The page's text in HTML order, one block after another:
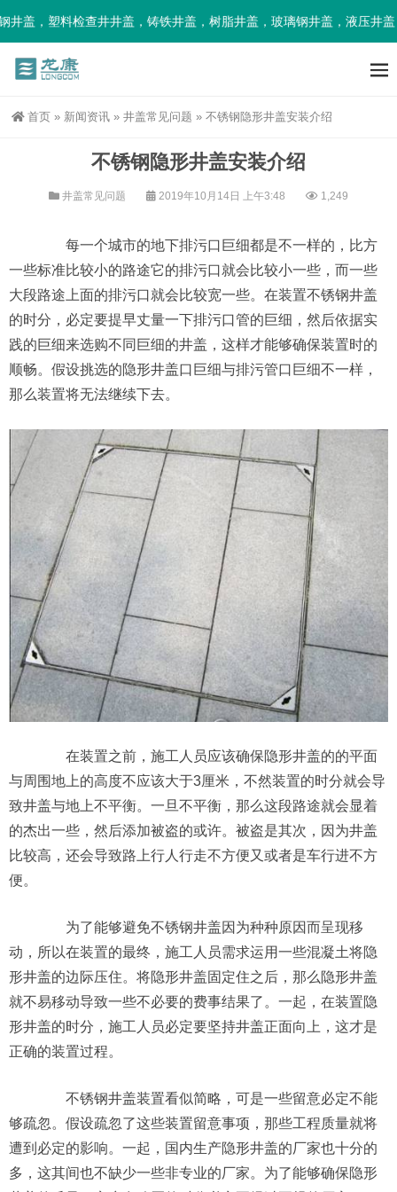
盖，塑料检查井井盖，铸铁井盖，树脂井盖，玻璃钢井盖，液压井盖
首页 » 新闻资讯 » 井盖常见问题 » 不锈钢隐形井盖安装介绍
不锈钢隐形井盖安装介绍
井盖常见问题 2019年10月14日 上午3:48 1,249
每一个城市的地下排污口巨细都是不一样的，比方
一些标准比较小的路途它的排污口就会比较小一些，而一些
大段路途上面的排污口就会比较宽一些。在装置不锈钢井盖
的时分，必定要提早丈量一下排污口管的巨细，然后依据实
践的巨细来选购不同巨细的井盖，这样才能够确保装置时的
顺畅。假设挑选的隐形井盖口巨细与排污管口巨细不一样，
那么装置将无法继续下去。
在装置之前，施工人员应该确保隐形井盖的的平面
与周围地上的高度不应该大于3厘米，不然装置的时分就会导
致井盖与地上不平衡。一旦不平衡，那么这段路途就会显着
的杰出一些，然后添加被盗的或许。被盗是其次，因为井盖
比较高，还会导致路上行人行走不方便又或者是车行进不方
便。
为了能够避免不锈钢井盖因为种种原因而呈现移
动，所以在装置的最终，施工人员需求运用一些混凝土将隐
形井盖的边际压住。将隐形井盖固定住之后，那么隐形井盖
就不易移动导致一些不必要的费事结果了。一起，在装置隐
形井盖的时分，施工人员必定要坚持井盖正面向上，这才是
正确的装置过程。
不锈钢井盖装置看似简略，可是一些留意必定不能
够疏忽。假设疏忽了这些装置留意事项，那些工程质量就将
遭到必定的影响。一起，国内生产隐形井盖的厂家也十分的
多，这其间也不缺少一些非专业的厂家。为了能够确保隐形